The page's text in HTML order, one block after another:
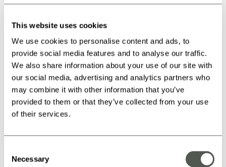
This website uses cookies
We use cookies to personalise content and ads, to
provide social media features and to analyse our traffic.
We also share information about your use of our site with
our social media, advertising and analytics partners who
may combine it with other information that you’ve
provided to them or that they’ve collected from your use
of their services.
Selection
Necessary
Huen kan benyttes af én person.
- +
Total: DKK
Gå til betaling
x
Antallet af personer eller flyvepakker du ønsker at booke,
nedenstående formular, så ringer eller skriver vi til dig
Dit navn /your name